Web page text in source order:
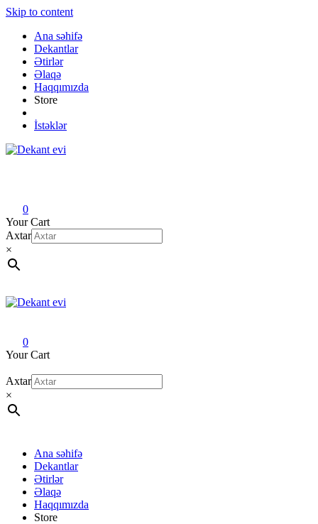
Skip to content
Ana səhifə
Dekantlar
Ətirlər
Əlaqə
Haqqımızda
Store
İstəklər
0
Your Cart
Axtar
×
0
Your Cart
Axtar
×
Ana səhifə
Dekantlar
Ətirlər
Əlaqə
Haqqımızda
Store